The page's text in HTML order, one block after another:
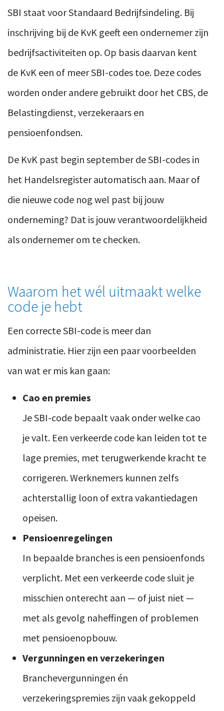
SBI staat voor Standaard Bedrijfsindeling. Bij
inschrijving bij de KvK geeft een ondernemer zijn
bedrijfsactiviteiten op. Op basis daarvan kent
de KvK een of meer SBI-codes toe. Deze codes
worden onder andere gebruikt door het CBS, de
Belastingdienst, verzekeraars en
pensioenfondsen.
De KvK past begin september de SBI-codes in
het Handelsregister automatisch aan. Maar of
die nieuwe code nog wel past bij jouw
onderneming? Dat is jouw verantwoordelijkheid
als ondernemer om te checken.
Waarom het wél uitmaakt welke
code je hebt
Een correcte SBI-code is meer dan
administratie. Hier zijn een paar voorbeelden
van wat er mis kan gaan:
Cao en premies
Je SBI-code bepaalt vaak onder welke cao
je valt. Een verkeerde code kan leiden tot te
lage premies, met terugwerkende kracht te
corrigeren. Werknemers kunnen zelfs
achterstallig loon of extra vakantiedagen
opeisen.
Pensioenregelingen
In bepaalde branches is een pensioenfonds
verplicht. Met een verkeerde code sluit je
misschien onterecht aan — of juist niet —
met als gevolg naheffingen of problemen
met pensioenopbouw.
Vergunningen en verzekeringen
Branchevergunningen én
verzekeringspremies zijn vaak gekoppeld